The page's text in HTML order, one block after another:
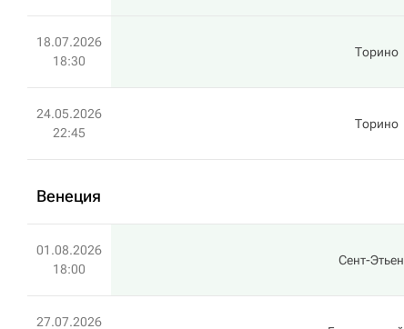
18.07.2026
18:30
Торино
24.05.2026
22:45
Торино
Венеция
01.08.2026
18:00
Сент-Этьен
27.07.2026